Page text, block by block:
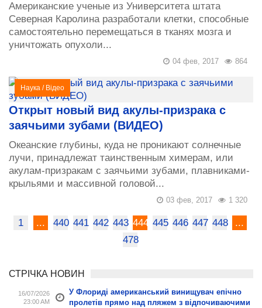
Американские ученые из Университета штата
Северная Каролина разработали клетки, способные
самостоятельно перемещаться в тканях мозга и
уничтожать опухоли...
864
04 фев, 2017
Наука / Відео
Открыт новый вид акулы-призрака с
заячьими зубами (ВИДЕО)
Океанские глубины, куда не проникают солнечные
лучи, принадлежат таинственным химерам, или
акулам-призракам с заячьими зубами, плавниками-
крыльями и массивной головой...
1 320
03 фев, 2017
1 ... 440 441 442 443 444 445 446 447 448
...
478
СТРІЧКА НОВИН
16/07/2026
23:00 AM
У Флориді американський винищувач епічно
пролетів прямо над пляжем з відпочиваючими